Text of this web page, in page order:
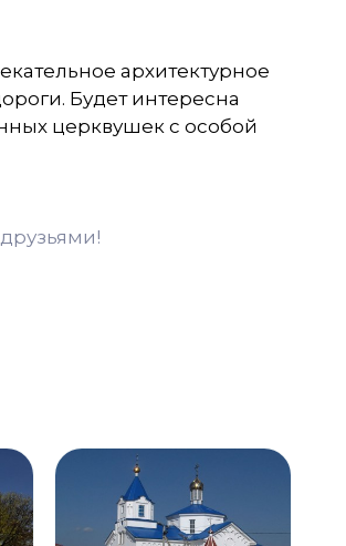
архитектурное
Будет интересна
церквушек с особой